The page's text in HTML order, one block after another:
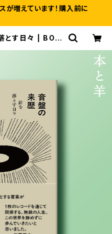
が増えています！購入前に
とす日々 | BOO